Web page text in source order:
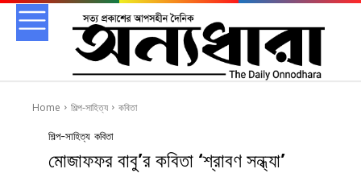
Home শিল্প-সাহিত্য কবিতা
শিল্প-সাহিত্য কবিতা
মোজাফফর বাবু’র কবিতা ‘শ্রাবণ সন্ধ্যা’